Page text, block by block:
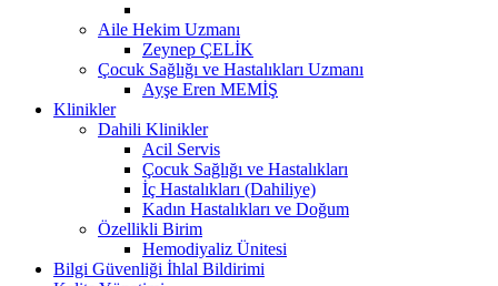
Aile Hekim Uzmanı
Zeynep ÇELİK
Çocuk Sağlığı ve Hastalıkları Uzmanı
Ayşe Eren MEMİŞ
Klinikler
Dahili Klinikler
Acil Servis
Çocuk Sağlığı ve Hastalıkları
İç Hastalıkları (Dahiliye)
Kadın Hastalıkları ve Doğum
Özellikli Birim
Hemodiyaliz Ünitesi
Bilgi Güvenliği İhlal Bildirimi